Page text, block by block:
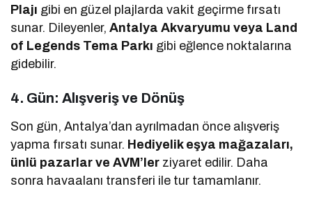
Plajı gibi en güzel plajlarda vakit geçirme fırsatı
sunar. Dileyenler,Antalya Akvaryumu veya Land
of Legends Tema Parkı gibi eğlence noktalarına
gidebilir.
4. Gün: Alışveriş ve Dönüş
Son gün, Antalya’dan ayrılmadan önce alışveriş
yapma fırsatı sunar. Hediyelik eşya mağazaları,
ünlü pazarlar ve AVM’ler ziyaret edilir. Daha
sonra havaalanı transferi ile tur tamamlanır.